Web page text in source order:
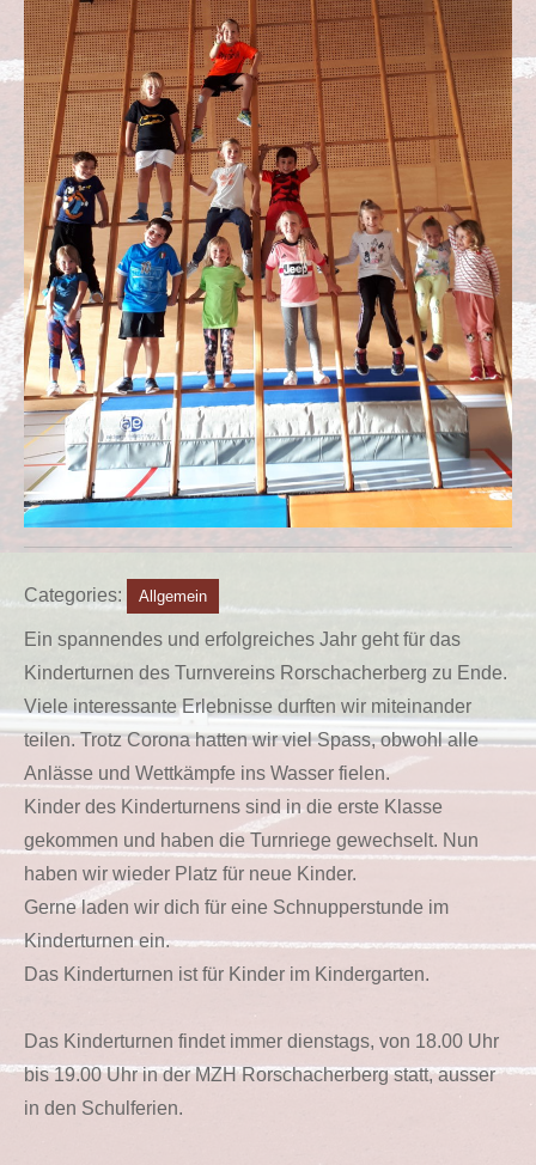
Categories: Allgemein
Ein spannendes und erfolgreiches Jahr geht für das
Kinderturnen des Turnvereins Rorschacherberg zu Ende.
Viele interessante Erlebnisse durften wir miteinander
teilen. Trotz Corona hatten wir viel Spass, obwohl alle
Anlässe und Wettkämpfe ins Wasser fielen.
Kinder des Kinderturnens sind in die erste Klasse
gekommen und haben die Turnriege gewechselt. Nun
haben wir wieder Platz für neue Kinder.
Gerne laden wir dich für eine Schnupperstunde im
Kinderturnen ein.
Das Kinderturnen ist für Kinder im Kindergarten.
Das Kinderturnen findet immer dienstags, von 18.00 Uhr
bis 19.00 Uhr in der MZH Rorschacherberg statt, ausser
in den Schulferien.